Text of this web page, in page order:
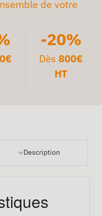
de votre
-20%
Dès 800€
HT
Description